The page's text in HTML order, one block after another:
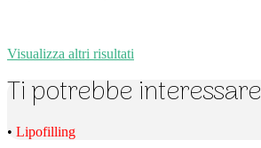
Visualizza altri risultati
Ti potrebbe interessare
• Lipofilling